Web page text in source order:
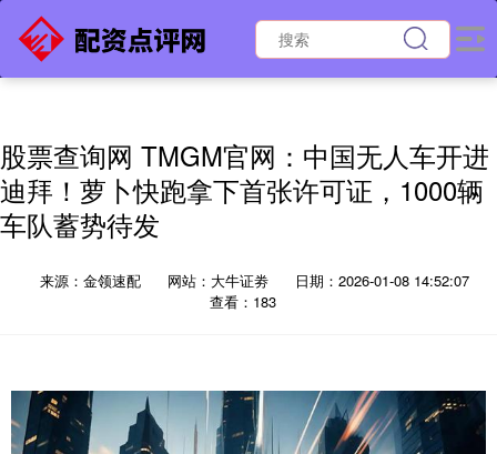
股票查询网 TMGM官网：中国无人车开进
迪拜！萝卜快跑拿下首张许可证，1000辆
车队蓄势待发
来源：金领速配 网站：大牛证劵
日期：2026-01-08 14:52:07
查看：183